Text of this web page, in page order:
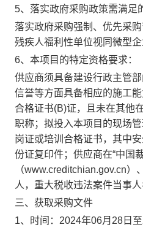
5、落实政府采购政策需满足
落实政府采购强制、优先采
残疾人福利性单位视同微型
6、本项目的特定资格要求：
供应商须具备建设行政主管
信誉等方面具备相应的施工
合格证书(B)证，且未在其他
职称；拟投入本项目的现场
岗证或培训合格证书，其中
份证复印件；供应商在“中国
（www.creditchian.gov.cn
人，重大税收违法案件当事
三、获取采购文件
1、时间： 2024年06月28日 至